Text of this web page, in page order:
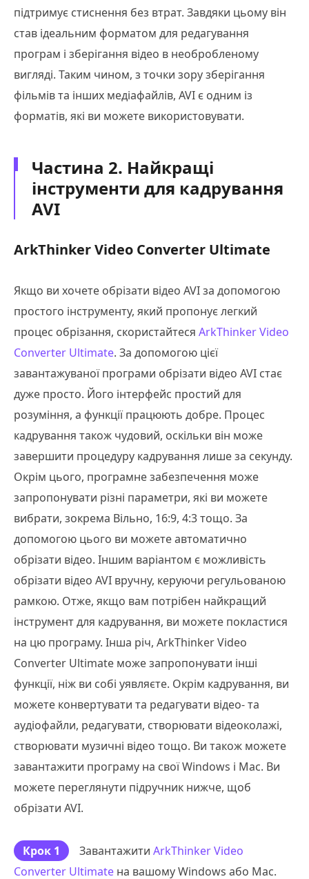
підтримує стиснення без втрат. Завдяки цьому він
став ідеальним форматом для редагування
програм і зберігання відео в необробленому
вигляді. Таким чином, з точки зору зберігання
фільмів та інших медіафайлів, AVI є одним із
форматів, які ви можете використовувати.
Частина 2. Найкращі
інструменти для кадрування
AVI
ArkThinker Video Converter Ultimate
Якщо ви хочете обрізати відео AVI за допомогою
простого інструменту, який пропонує легкий
процес обрізання, скористайтеся ArkThinker Video
Converter Ultimate. За допомогою цієї
завантажуваної програми обрізати відео AVI стає
дуже просто. Його інтерфейс простий для
розуміння, а функції працюють добре. Процес
кадрування також чудовий, оскільки він може
завершити процедуру кадрування лише за секунду.
Окрім цього, програмне забезпечення може
запропонувати різні параметри, які ви можете
вибрати, зокрема Вільно, 16:9, 4:3 тощо. За
допомогою цього ви можете автоматично
обрізати відео. Іншим варіантом є можливість
обрізати відео AVI вручну, керуючи регульованою
рамкою. Отже, якщо вам потрібен найкращий
інструмент для кадрування, ви можете покластися
на цю програму. Інша річ, ArkThinker Video
Converter Ultimate може запропонувати інші
функції, ніж ви собі уявляєте. Окрім кадрування, ви
можете конвертувати та редагувати відео- та
аудіофайли, редагувати, створювати відеоколажі,
створювати музичні відео тощо. Ви також можете
завантажити програму на свої Windows і Mac. Ви
можете переглянути підручник нижче, щоб
обрізати AVI.
Крок 1 Завантажити ArkThinker Video
Converter Ultimate на вашому Windows або Mac.